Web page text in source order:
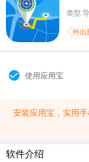
类型:
外出
使用应用宝
安装应用宝，实用
软件介绍